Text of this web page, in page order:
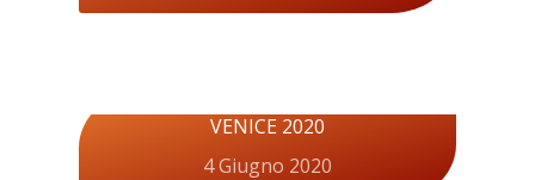
VENICE 2020
4 Giugno 2020